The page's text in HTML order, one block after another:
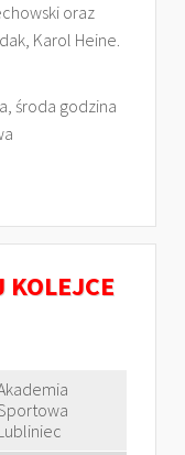
oraz
Karol Heine.
środa godzina
KOLEJCE